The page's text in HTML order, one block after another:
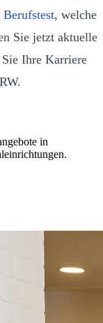
Berufstest, welche
Sie jetzt aktuelle
Ihre Karriere
in